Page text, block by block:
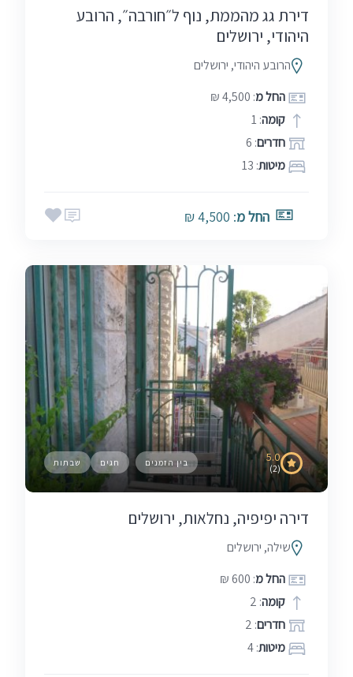
דירת גג מהממת, נוף ל״חורבה״, הרובע
היהודי, ירושלים
הרובע היהודי, ירושלים
החל מ: 4,500 ₪
קומה: 1
חדרים: 6
מיטות: 13
החל מ: 4,500 ₪
5.0
(2) בין הזמנים חגים שבתות
דירה יפיפיה, נחלאות, ירושלים
שילה, ירושלים
החל מ: 600 ₪
קומה: 2
חדרים: 2
מיטות: 4